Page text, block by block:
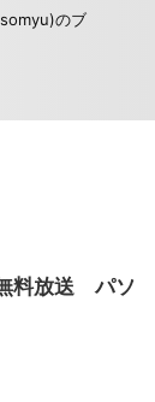
のブ
料放送 パソ